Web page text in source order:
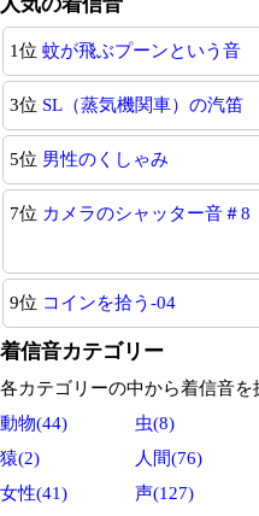
1位 蚊が飛ぶプーンという音
3位 SL（蒸気機関車）の汽笛
5位 男性のくしゃみ
7位 カメラのシャッター音＃8
9位 コインを拾う-04
着信音カテゴリー
各カテゴリーの中から着信音を
動物(44)
虫(8)
猿(2)
人間(76)
女性(41)
声(127)